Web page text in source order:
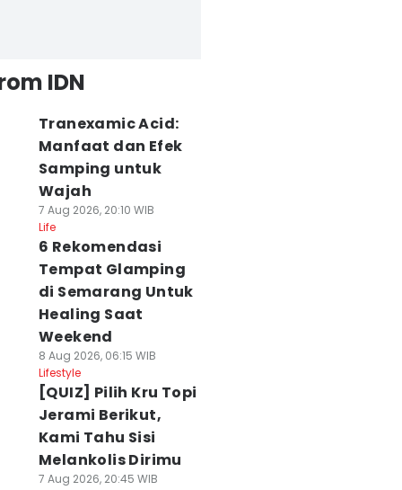
IDN
Tranexamic Acid:
Manfaat dan Efek
Samping untuk
Wajah
7 Aug 2026, 20:10 WIB
Life
6 Rekomendasi
Tempat Glamping
di Semarang Untuk
Healing Saat
Weekend
8 Aug 2026, 06:15 WIB
Lifestyle
[QUIZ] Pilih Kru Topi
Jerami Berikut,
Kami Tahu Sisi
Melankolis Dirimu
7 Aug 2026, 20:45 WIB